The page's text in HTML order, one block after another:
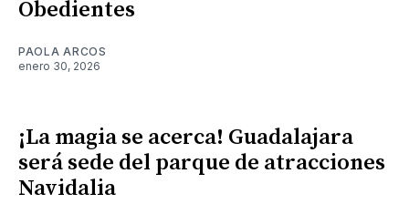
Obedientes
PAOLA ARCOS
enero 30, 2026
¡La magia se acerca! Guadalajara
será sede del parque de atracciones
Navidalia